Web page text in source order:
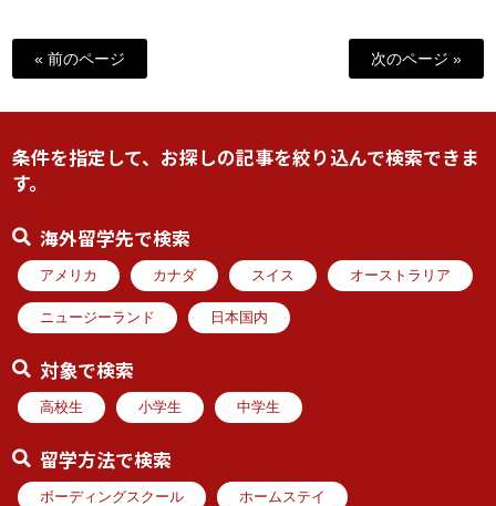
« 前のページ 次のページ »
条件を指定して、お探しの記事を絞り込んで検索できま
す。
海外留学先で検索
アメリカ カナダ スイス オーストラリア
ニュージーランド 日本国内
対象で検索
高校生 小学生 中学生
留学方法で検索
ボーディングスクール ホームステイ